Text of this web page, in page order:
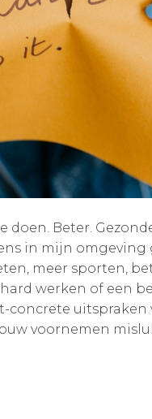
doen. Beter.
in mijn omgeving
meer sporten,
werken of een
concrete uitspraken
voornemen